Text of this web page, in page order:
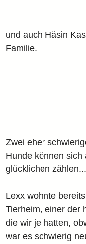
und auch Häsin
Familie.
Zwei eher
Hunde können sich
glücklichen zählen...
Lexx wohnte
Tierheim, einer der
die wir je hatten,
war es schwierig